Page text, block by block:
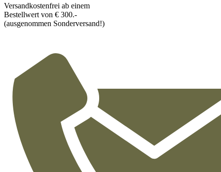
Versandkostenfrei ab einem
Bestellwert von € 300.-
(ausgenommen Sonderversand!)